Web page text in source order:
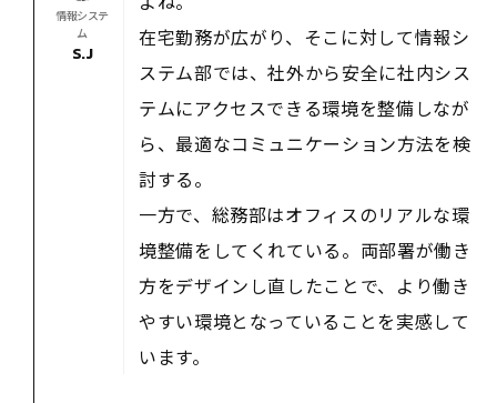
情報システ
ム
S.J
在宅勤務が広がり、そこに対して情報シ
ステム部では、社外から安全に社内シス
テムにアクセスできる環境を整備しなが
ら、最適なコミュニケーション方法を検
討する。
一方で、総務部はオフィスのリアルな環
境整備をしてくれている。両部署が働き
方をデザインし直したことで、より働き
やすい環境となっていることを実感して
います。